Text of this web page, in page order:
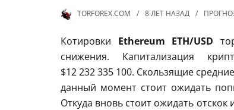
TORFOREX.COM 8 ЛЕТ НАЗАД
Котировки Ethereum ETH/USD
снижения. Капитализация
$12 232 335 100. Скользящие
данный момент стоит ожидать
Откуда вновь стоит ожидать